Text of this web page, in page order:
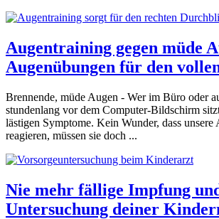
Augentraining gegen müde
Augenübungen für den
Brennende, müde Augen - Wer im Büro oder
stundenlang vor dem Computer-Bildschirm
lästigen Symptome. Kein Wunder, dass unsere
reagieren, müssen sie doch ...
Nie mehr fällige Impfung
Untersuchung deiner